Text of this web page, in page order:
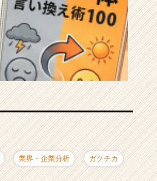
業界・企業分析 ガクチカ